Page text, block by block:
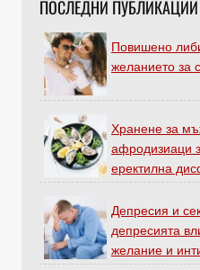
ПОСЛЕДНИ ПУБЛИКАЦИИ
Повишено
желанието за
Хранене за
афродизиаци
еректилна
Депресия и
депресията
желание и